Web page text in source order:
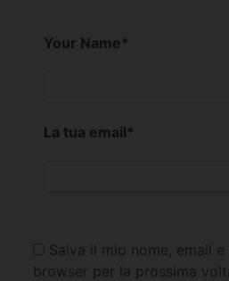
Your Name*
La tua email*
Salva il mio nome, email
browser per la prossima